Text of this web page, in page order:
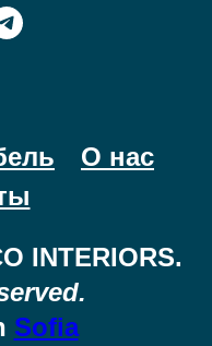
О нас
INTERIORS.
Sofia